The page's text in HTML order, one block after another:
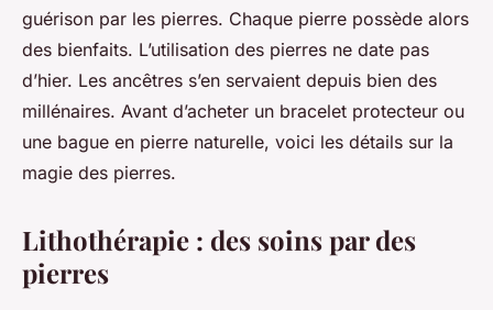
Lucie•12 juillet 2023•3 min de lecture
guérison par les pierres. Chaque pierre possède alors
des bienfaits. L’utilisation des pierres ne date pas
d’hier. Les ancêtres s’en servaient depuis bien des
millénaires. Avant d’acheter un bracelet protecteur ou
une bague en pierre naturelle, voici les détails sur la
magie des pierres.
Lithothérapie : des soins par des
pierres